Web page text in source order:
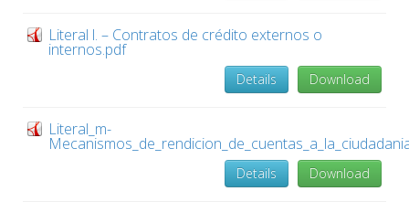
Literal l. – Contratos de crédito externos o
internos.pdf
Download
Details
Literal_m-
Download
Details